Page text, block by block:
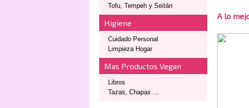
Tofu, Tempeh y Seitán
Higiene
Cuidado Personal
Limpieza Hogar
Mas Productos Vegan
Libros
Tazas, Chapas ...
A lo